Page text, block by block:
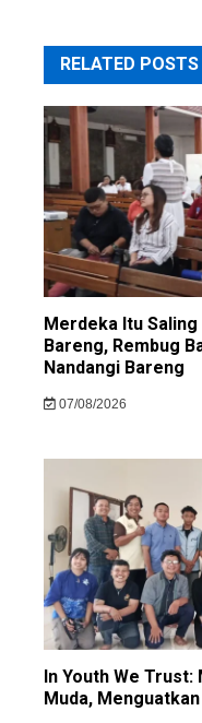
RELATED POSTS
Merdeka Itu
Bareng, Rembug
Nandangi Bareng
07/08/2026
In Youth We Trust:
Muda,